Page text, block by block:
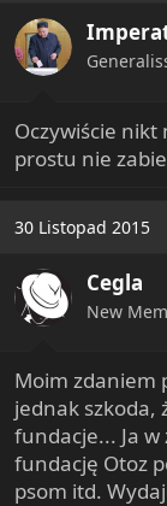
o
n
s
Oczywiście nikt
prostu nie
30 Listopad 2015
Cegla
New
Moim zdaniem
jednak szkoda,
fundacje... Ja w
fundację Otoz
psom itd.